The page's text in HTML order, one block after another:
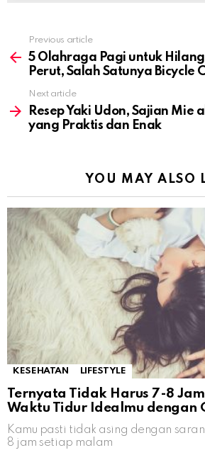
more
Previous article
5 Olahraga Pagi untuk
Perut, Salah Satunya Bicycle
Next article
Resep Yaki Udon, Sajian Mie
yang Praktis dan Enak
YOU MAY ALSO
KESEHATAN LIFESTYLE
Ternyata Tidak Harus 7-8
Waktu Tidur Idealmu dengan
Kamu pasti tidak asing dengan
8 jam setiap malam